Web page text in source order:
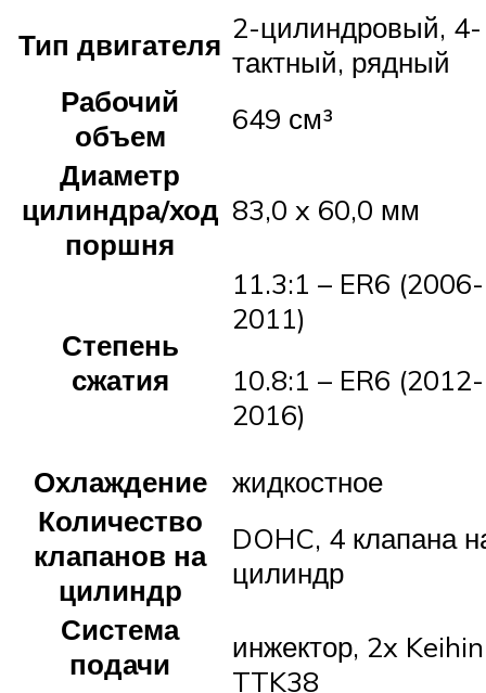
Тип двигателя 2-цилиндровый, 4-
тактный, рядный
Рабочий
объем
649 см³
Диаметр
цилиндра/ход
поршня
83,0 x 60,0 мм
Степень
сжатия
11.3:1 – ER6 (2006-
2011)
10.8:1 – ER6 (2012-
2016)
Охлаждение
жидкостное
Количество
клапанов на
цилиндр
DOHC, 4 клапана
цилиндр
Система
подачи
инжектор, 2x Keihin
TTK38